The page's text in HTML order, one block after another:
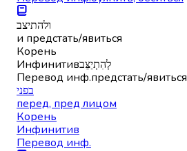
ולהתיצב
и предстать/явиться
Корень
Инфинитивלְהִתְיַצֵּב
Перевод инф.предстать/явиться
בפני
перед, пред лицом
Корень
Инфинитив
Перевод инф.